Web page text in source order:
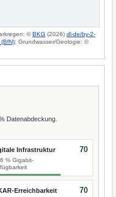
©BKG (2026) dl-de/by-2-
; Grundwasser/Geologie: ©
Datenabdeckung.
Infrastruktur
% Gigabit-
70
Erreichbarkeit 70